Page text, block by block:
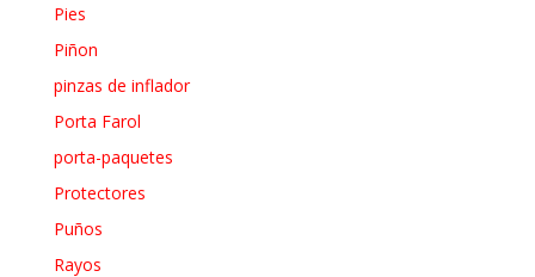
Pies
Piñon
pinzas de inflador
Porta Farol
porta-paquetes
Protectores
Puños
Rayos